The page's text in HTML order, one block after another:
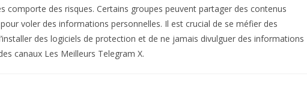
comporte des risques. Certains groupes peuvent partager des contenus
voler des informations personnelles. Il est crucial de se méfier des
des logiciels de protection et de ne jamais divulguer des informations
canaux Les Meilleurs Telegram X.